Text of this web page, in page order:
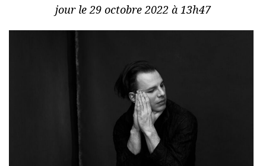
jour le 29 octobre 2022 à 13h47